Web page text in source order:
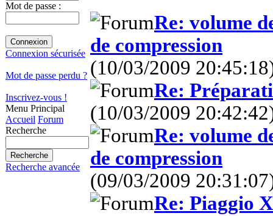
Mot de passe :
Connexion sécurisée
Mot de passe perdu ?
Inscrivez-vous !
Menu Principal
Accueil Forum
Recherche
Recherche avancée
Re: volume
de compression
(10/03/2009
Re:
(10/03/2009
Re: volume
de compression
(09/03/2009
Re: Piaggio